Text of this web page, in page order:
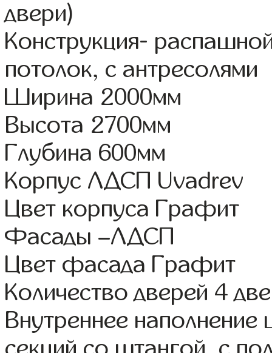
двери)
Конструкция-
потолок, с антресолями
Ширина 2000мм
Высота 2700мм
Глубина 600мм
Корпус ЛДСП Uvadrev
Цвет корпуса Графит
Фасады –ЛДСП
Цвет фасада Графит
Количество дверей 4
Внутреннее